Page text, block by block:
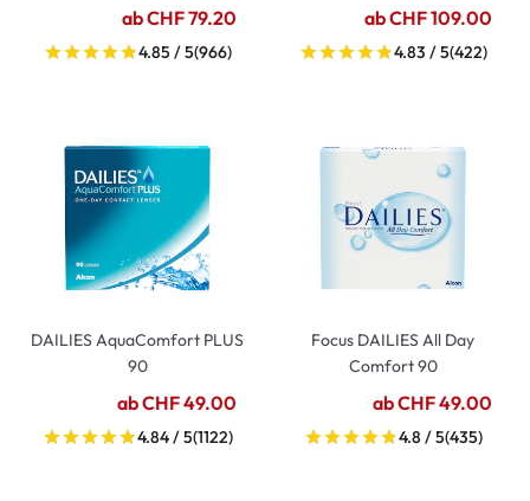
ab CHF 79.20
4.85 / 5(966)
ab CHF 109.00
4.83 / 5(422)
DAILIES AquaComfort PLUS
90
ab CHF 49.00
4.84 / 5(1122)
Focus DAILIES All Day
Comfort 90
ab CHF 49.00
4.8 / 5(435)